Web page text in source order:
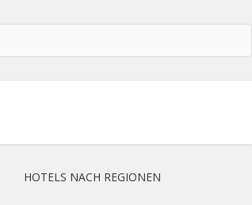
HOTELS NACH REGIONEN